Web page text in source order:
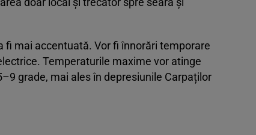
fi mai accentuată. Vor fi înnorări temporare
Temperaturile maxime vor atinge
grade, mai ales în depresiunile Carpaților